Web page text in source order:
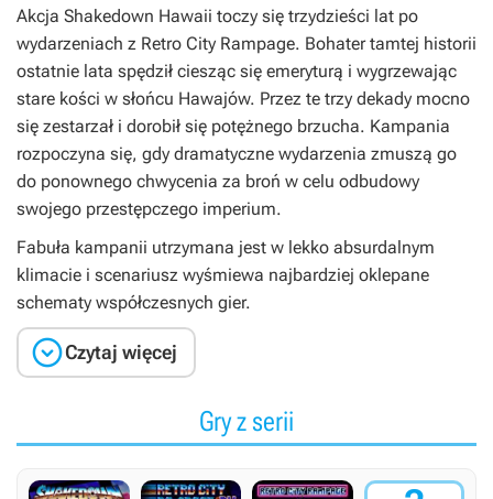
Akcja Shakedown Hawaii toczy się trzydzieści lat po
wydarzeniach z Retro City Rampage. Bohater tamtej historii
ostatnie lata spędził ciesząc się emeryturą i wygrzewając
stare kości w słońcu Hawajów. Przez te trzy dekady mocno
się zestarzał i dorobił się potężnego brzucha. Kampania
rozpoczyna się, gdy dramatyczne wydarzenia zmuszą go
do ponownego chwycenia za broń w celu odbudowy
swojego przestępczego imperium.
Fabuła kampanii utrzymana jest w lekko absurdalnym
klimacie i scenariusz wyśmiewa najbardziej oklepane
schematy współczesnych gier.
Czytaj więcej
Gry z serii